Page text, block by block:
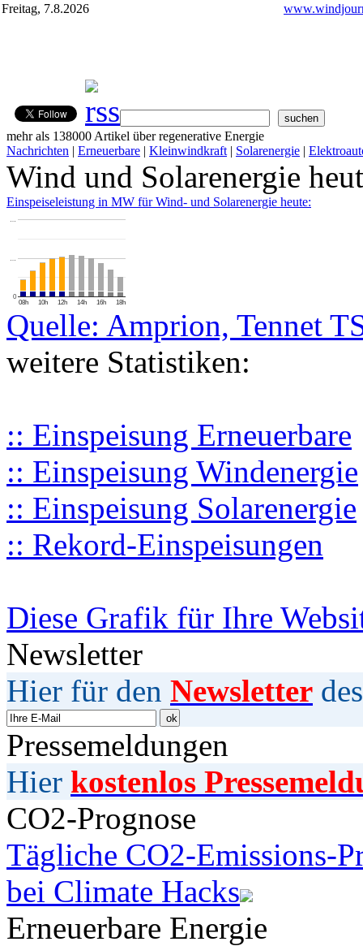
Freitag, 7.8.2026
mehr als 138000 Artikel über regenerative Energie
Nachrichten | Erneuerbare | Kleinwindkraft | Solarenergie |
Wind und Solarenergie
Einspeiseleistung in MW für Wind- und Solarenergie heute:
08h 10h 12h 14h 16h 18h
0
…
…
Quelle: Amprion, Tennet
weitere Statistiken:
:: Einspeisung Erneuerbare
:: Einspeisung Windenergie
:: Einspeisung Solarenergie
:: Rekord-Einspeisungen
Diese Grafik für Ihre
Newsletter
Hier für den Newsletter
Pressemeldungen
Hier kostenlos
CO2-Prognose
Tägliche CO2-Emissions-
bei Climate Hacks
Erneuerbare Energie